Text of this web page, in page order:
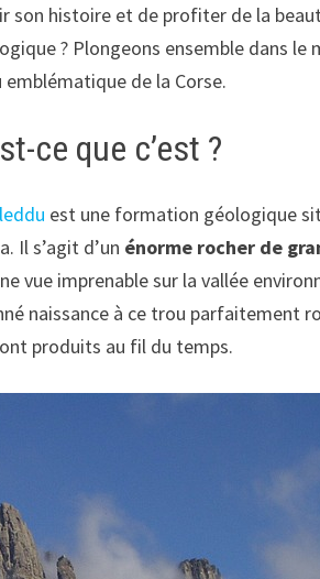
son histoire et de profiter de la
? Plongeons ensemble dans le
de la Corse.
ce que c’est ?
est une formation géologique
Il s’agit d’un énorme rocher de
vue imprenable sur la vallée
naissance à ce trou parfaitement
produits au fil du temps.